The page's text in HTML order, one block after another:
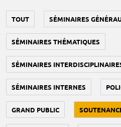
TOUT SÉMINAIRES
SÉMINAIRES THÉMATIQUES
SÉMINAIRES
SÉMINAIRES INTERNES
GRAND PUBLIC